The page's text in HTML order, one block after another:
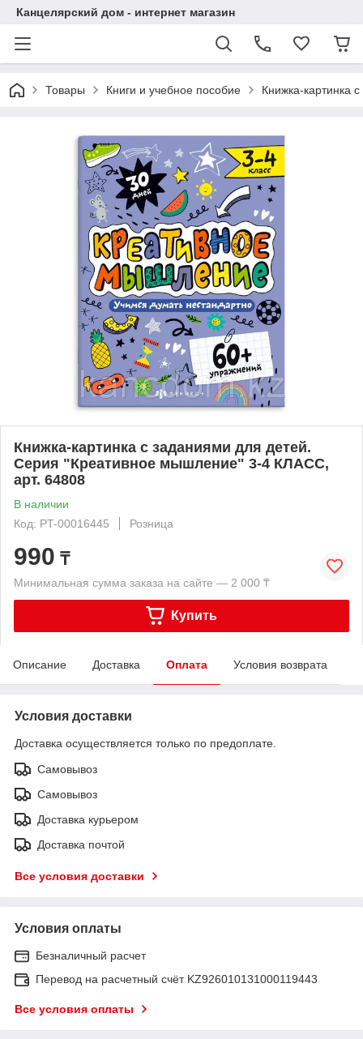
Канцелярский дом - интернет магазин
Товары Книги и учебное пособие Книжка-картинка
Книжка-картинка с заданиями для детей.
Серия "Креативное мышление" 3-4 КЛАСС,
арт. 64808
В наличии
Код: PT-00016445
Розница
990 ₸
Минимальная сумма заказа на сайте — 2 000 ₸
Купить
Описание Доставка Оплата Условия возврата
Условия доставки
Доставка осуществляется только по предоплате.
Самовывоз
Самовывоз
Доставка курьером
Доставка почтой
Все условия доставки
Условия оплаты
Безналичный расчет
Перевод на расчетный счёт KZ926010131000119443
Все условия оплаты